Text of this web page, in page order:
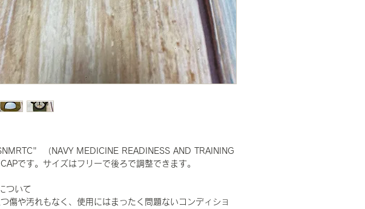
（NAVY MEDICINE READINESS AND TRAINING
です。サイズはフリーで後ろで調整できます。
ついて
傷や汚れもなく、使用にはまったく問題ないコンディショ